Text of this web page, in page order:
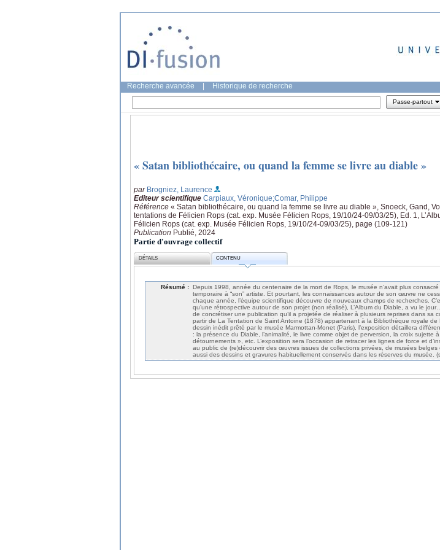
Recherche avancée Historique de recherche
Passe-partout
« Satan bibliothécaire, ou quand la femme se livre au diable »
par Brogniez, Laurence
Editeur scientifique Carpiaux, Véronique;Comar, Philippe
Référence « Satan bibliothécaire, ou quand la femme se livre au diable », Snoeck, Gand,
tentations de Félicien Rops (cat. exp. Musée Félicien Rops, 19/10/24-09/03/25), Ed. 1,
Félicien Rops (cat. exp. Musée Félicien Rops, 19/10/24-09/03/25), page (109-121)
Publication Publié, 2024
Partie d'ouvrage collectif
DÉTAILS CONTENU
Résumé : Depuis 1998, année du centenaire de la mort de Rops, le musée n’avait plus
temporaire à “son” artiste. Et pourtant, les connaissances autour de son œuvre ne
chaque année, l’équipe scientifique découvre de nouveaux champs de recherches.
qu’une rétrospective autour de son projet (non réalisé), L’Album du Diable, a vu le
de concrétiser une publication qu’il a projetée de réaliser à plusieurs reprises dans sa
partir de La Tentation de Saint Antoine (1878) appartenant à la Bibliothèque royale de
dessin inédit prêté par le musée Marmottan-Monet (Paris), l’exposition détaillera
: la présence du Diable, l’animalité, le livre comme objet de perversion, la croix sujette
détournements », etc. L’exposition sera l’occasion de retracer les lignes de force et
au public de (re)découvrir des œuvres issues de collections privées, de musées belges
aussi des dessins et gravures habituellement conservés dans les réserves du musée.